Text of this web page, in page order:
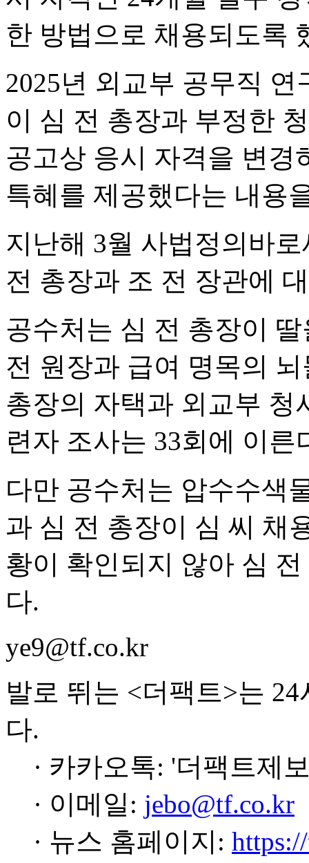
한 방법으로 채용되도록
2025년 외교부 공무직
이 심 전 총장과 부정한
공고상 응시 자격을 변경
특혜를 제공했다는 내용
지난해 3월 사법정의바
전 총장과 조 전 장관에
공수처는 심 전 총장이
전 원장과 급여 명목의
총장의 자택과 외교부 청
련자 조사는 33회에 이른
다만 공수처는 압수수색
과 심 전 총장이 심 씨 채
황이 확인되지 않아 심
다.
ye9@tf.co.kr
발로 뛰는 <더팩트>는
다.
· 카카오톡: '더팩트제
· 이메일: jebo@tf.co.kr
· 뉴스 홈페이지: